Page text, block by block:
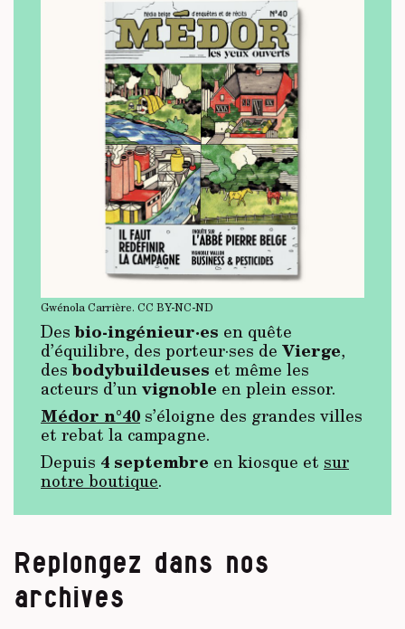
Gwénola Carrière. CC BY-NC-ND
Desbio-ingénieur·es en quête
d’équilibre, des porteur·ses de Vierge,
desbodybuildeuses et même les
acteurs d’unvignoble en plein essor.
Médor n°40 s’éloigne des grandes villes
et rebat la campagne.
Depuis 4 septembre en kiosque et sur
notre boutique.
Replongez dans nos
archives